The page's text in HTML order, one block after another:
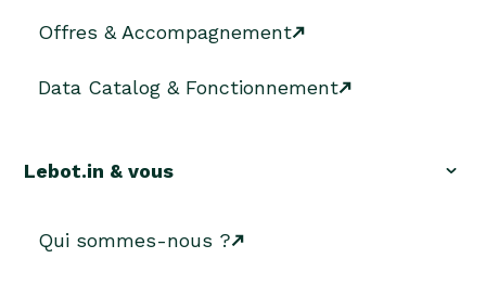
Offres & Accompagnement
Data Catalog & Fonctionnement
Lebot.in & vous
Qui sommes-nous ?